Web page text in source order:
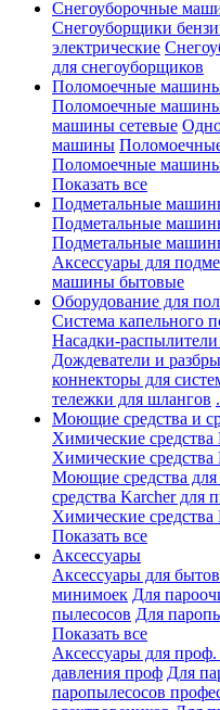
Снегоуборочные
Снегоуборщики
электрические
для снегоуборщиков
Поломоечные
Поломоечные
машины сетевые
машины
Поломоечные машины
Показать все
Подметальные
Подметальные
Подметальные
Аксессуары для
машины бытовые
Оборудование для
Система капельного
Насадки-
Дождеватели и
коннекторы для
тележки для шлангов
Моющие средства и
Химические
Химические средства
Моющие средства для
средства Karcher для
Химические средства
Показать все
Аксессуары
Аксессуары для
минимоек Для
пылесосов Для
Показать все
Аксессуары для
давления проф Для
паропылесосов